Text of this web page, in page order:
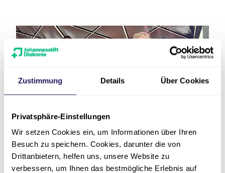
Zustimmung Details Über Cookies
Privatsphäre-Einstellungen
Wir setzen Cookies ein, um Informationen über Ihren
Besuch zu speichern. Cookies, darunter die von
Drittanbietern, helfen uns, unsere Website zu
verbessern, um Ihnen das bestmögliche Erlebnis auf
Von links: Pianist Elias Corrinth, Chefarzt Prof.
Dr. med. Ernst Weigang, Sopranistin Gabriela
Scherer, Bariton Michael Volle